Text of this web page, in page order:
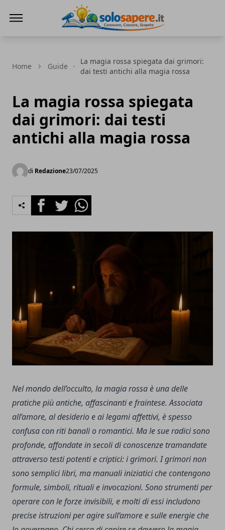
Home Guide
La magia rossa spiegata dai grimori:
dai testi antichi alla magia rossa
La magia rossa spiegata
dai grimori: dai testi
antichi alla magia rossa
di Redazione23/07/2025
FacebookTwitterWhatsapp
Nel mondo dell’occulto, la magia rossa è una delle
pratiche più antiche, affascinanti e fraintese. Associata
all’amore, al desiderio e ai legami affettivi, è spesso
confusa con riti banali o romantici. Ma le sue radici sono
profonde, affondate in secoli di conoscenze tramandate
attraverso testi potenti e criptici: i grimori. I grimori non
sono semplici libri, ma manuali iniziatici che contengono
formule, simboli, rituali e invocazioni. Sono strumenti per
operare con le forze invisibili, e molti di essi includono
precise istruzioni per agire sull’amore e sulle energie che